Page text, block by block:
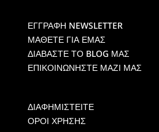
ΕΓΓΡΑΦΗ NEWSLETTER
ΜΑΘΕΤΕ ΓΙΑ ΕΜΑΣ
ΔΙΑΒΑΣΤΕ ΤΟ BLOG ΜΑΣ
ΕΠΙΚΟΙΝΩΝΗΣΤΕ ΜΑΖΙ ΜΑΣ
ΔΙΑΦΗΜΙΣΤΕΙΤΕ
ΟΡΟΙ ΧΡΗΣΗΣ